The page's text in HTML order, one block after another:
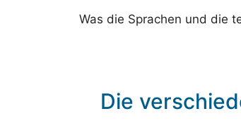
Was die Sprachen und die
Die